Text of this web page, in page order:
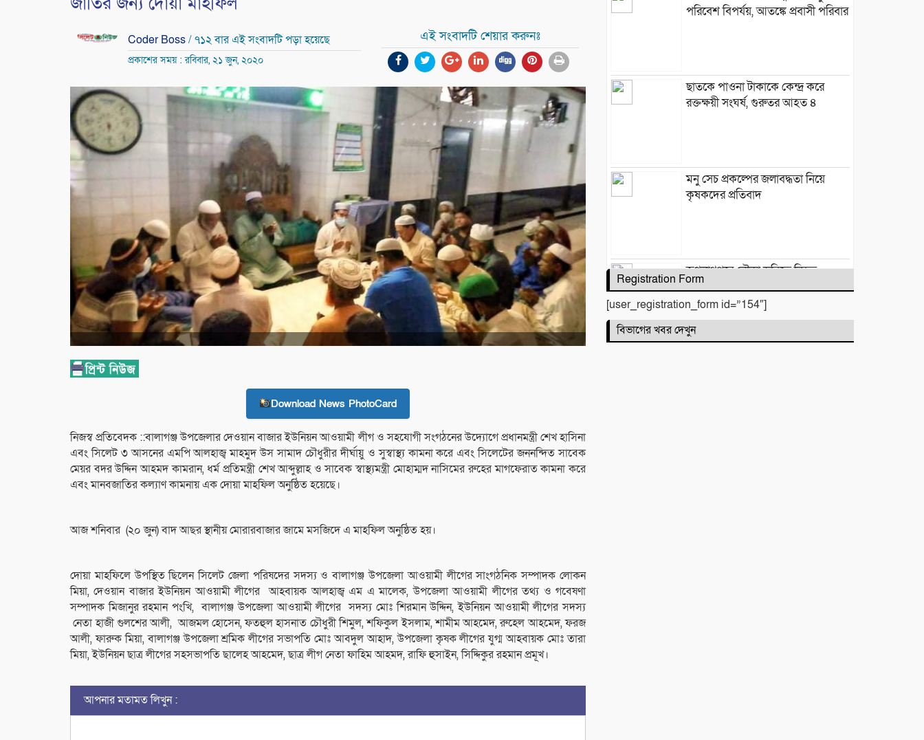
Coder Boss/ ৭১২ বার এই সংবাদটি পড়া হয়েছে
প্রকাশের সময় : রবিবার, ২১ জুন, ২০২০
এই সংবাদটি শেয়ার করুনঃ
Download News PhotoCard
নিজস্ব প্রতিবেদক ::বালাগঞ্জ উপজেলার দেওয়ান বাজার ইউনিয়ন আওয়ামী লীগ ও সহযোগী সংগঠনের উদ্যোগে প্রধানমন্ত্রী শেখ হাসিনা
এবং সিলেট ৩ আসনের এমপি আলহাজ্ব মাহমুদ উস সামাদ চৌধুরীর দীর্ঘায়ু ও সুস্বাস্থ্য কামনা করে এবং সিলেটের জননন্দিত সাবেক
মেয়র বদর উদ্দিন আহমদ কামরান, ধর্ম প্রতিমন্ত্রী শেখ আব্দুল্লাহ ও সাবেক স্বাস্থ্যমন্ত্রী মোহাম্মদ নাসিমের রুহের মাগফেরাত কামনা করে
এবং মানবজাতির কল্যাণ কামনায় এক দোয়া মাহফিল অনুষ্ঠিত হয়েছে।
আজ শনিবার (২০ জুন) বাদ আছর স্থানীয় মোরারবাজার জামে মসজিদে এ মাহফিল অনুষ্ঠিত হয়।
দোয়া মাহফিলে উপস্থিত ছিলেন সিলেট জেলা পরিষদের সদস্য ও বালাগঞ্জ উপজেলা আওয়ামী লীগের সাংগঠনিক সম্পাদক লোকন
মিয়া, দেওয়ান বাজার ইউনিয়ন আওয়ামী লীগের আহবায়ক আলহাজ্ব এম এ মালেক, উপজেলা আওয়ামী লীগের তথ্য ও গবেষণা
সম্পাদক মিজানুর রহমান পংখি, বালাগঞ্জ উপজেলা আওয়ামী লীগের সদস্য মোঃ শিরমান উদ্দিন, ইউনিয়ন আওয়ামী লীগের সদস্য
নেতা হাজী গুলশের আলী, আজমল হোসেন, ফতহুল হাসনাত চৌধুরী শিমুল, শফিকুল ইসলাম, শামীম আহমেদ, রুহেল আহমেদ, ফরজ
আলী, ফারুক মিয়া, বালাগঞ্জ উপজেলা শ্রমিক লীগের সভাপতি মোঃ আবদুল আহাদ, উপজেলা কৃষক লীগের যুগ্ম আহবায়ক মোঃ তারা
মিয়া, ইউনিয়ন ছাত্র লীগের সহসভাপতি ছালেহ আহমেদ, ছাত্র লীগ নেতা ফাহিম আহমদ, রাফি হুসাইন, সিদ্দিকুর রহমান প্রমূখ।
আপনার মতামত লিখুন :
পরিবেশ বিপর্যয়, আতঙ্কে প্রবাসী পরিবার
‎​ছাতকে পাওনা টাকাকে কেন্দ্র করে
রক্তক্ষয়ী সংঘর্ষ, গুরুতর আহত ৪
মনু সেচ প্রকল্পের জলাবদ্ধতা নিয়ে
কৃষকদের প্রতিবাদ
জগন্নাথপুরে নৌকা ডুবিতে নিহত
পরিবারের পাশে হিন্দু বৌদ্ধ খ্রিস্টান
ঐক্য পরিষদ ও পূজা উদযাপন
পরিষদের নেতৃবৃন্দ
Registration Form
[user_registration_form id=”154″]
বিভাগের খবর দেখুন